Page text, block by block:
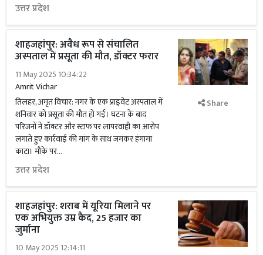
उत्तर प्रदेश
शाहजहांपुर: अवैध रूप से संचालित
अस्पताल में प्रसूता की मौत, डॉक्टर फरार
11 May 2025 10:34:22
Amrit Vichar
तिलहर, अमृत विचार: नगर के एक प्राइवेट अस्पताल में
शनिवार को प्रसूता की मौत हो गई। घटना के बाद
परिजनों ने डॉक्टर और स्टाफ पर लापरवाही का आरोप
लगाते हुए कार्रवाई की मांग के साथ जमकर हंगामा
काटा। मौके पर...
उत्तर प्रदेश
Share
शाहजहांपुर: शराब में यूरिया मिलाने पर
एक अभियुक्त उम्र कैद, 25 हजार का
जुर्माना
10 May 2025 12:14:11